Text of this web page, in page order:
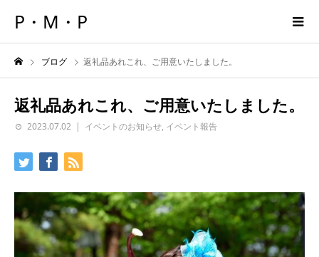
P・M・P
ブログ 返礼品あれこれ、ご用意いたしました。
返礼品あれこれ、ご用意いたしました。
2023.07.02 イベントのお知らせ, イベント報告